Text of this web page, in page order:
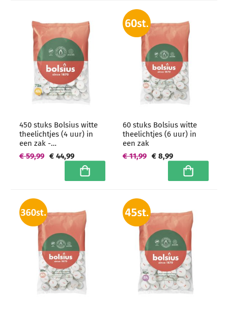
450 stuks Bolsius witte
theelichtjes (4 uur) in
een zak -
grootverpakking
€ 44,99
€ 59,99
In winkelwagen
60 stuks Bolsius witte
theelichtjes (6 uur) in
een zak
€ 8,99
€ 11,99
In